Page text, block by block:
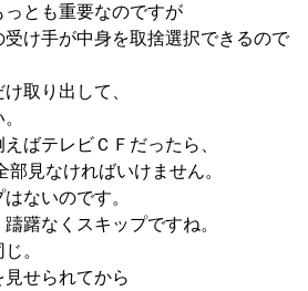
とも重要なのですが
け手が中身を取捨選択できるので
取り出して、
ばテレビＣＦだったら、
見なければいけません。
ないのです。
躇なくスキップですね。
。
見せられてから